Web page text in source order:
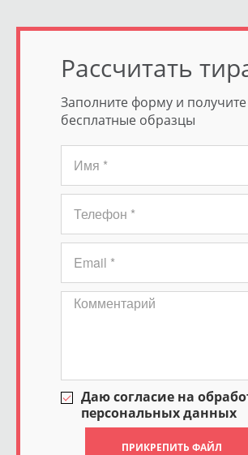
Рассчитать
Заполните форму и получите
бесплатные образцы
Даю согласие на
персональных данных
ПРИКРЕПИТЬ ФАЙЛ